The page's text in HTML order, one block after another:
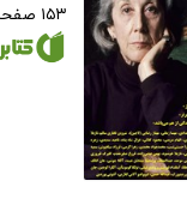
۱۵۳ صفحه